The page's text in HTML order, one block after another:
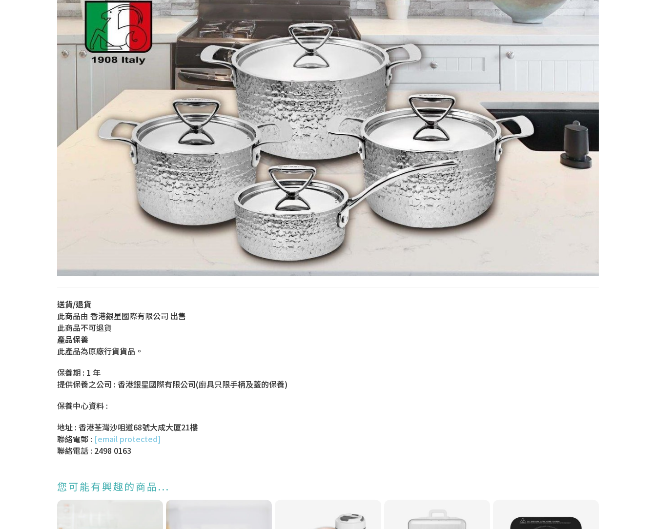
送貨/退貨
此商品由 香港銀星國際有限公司 出售
此商品不可退貨
產品保養
此產品為原廠行貨貨品。
保養期 : 1 年
提供保養之公司 : 香港銀星國際有限公司(廚具只限手柄及蓋的保養)
保養中心資料 :
地址 : 香港荃灣沙咀道68號大成大厦21樓
聯絡電郵 : [email protected]
聯絡電話 : 2498 0163
您可能有興趣的商品...